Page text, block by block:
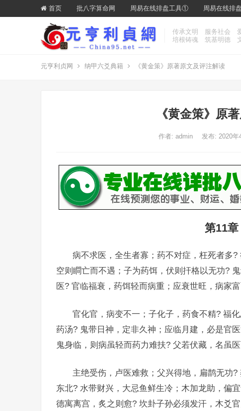
首页 批八字算命网 周易在线排盘工具① 周易在线排
传承文明 服务社会
培根铸魂 筑基明德
元亨利贞网 纳甲六爻典籍 《黄金策》原著原文及评注解读
《黄金策》原
作者: admin 发布: 2020年
第11
病不求医，全生者寡；药不对症，枉死者多
空则瞷亡而不遇；子为药饵，伏则扞格以无功?
医? 官临福衰，药饵轻而病重；应衰世旺，病家
官化官，病变不一；子化子，药食不精? 福
药汤? 鬼带日神，定非久神；应临月建，必是官
鬼身临，则病虽轻而药力难扶? 父若伏藏，名虽
主绝受伤，卢医难救；父兴得地，扁鹊无功
东北? 水带财兴，大忌鱼鲜生冷；木加龙助，偏
德寓离宫，炙之则愈? 坎卦子孙必须发汗，木爻